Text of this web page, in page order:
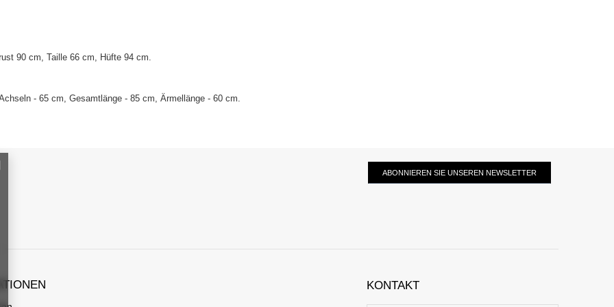
90 cm, Taille 66 cm, Hüfte 94 cm.
- 65 cm, Gesamtlänge - 85 cm, Ärmellänge - 60 cm.
ABONNIEREN SIE UNSEREN NEWSLETTER
KONTAKT